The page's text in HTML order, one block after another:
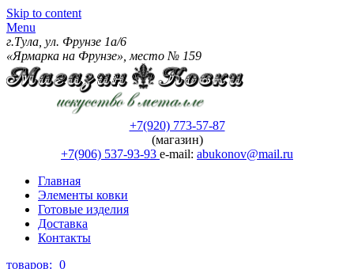
Skip to content
Menu
г.Тула, ул. Фрунзе 1а/6
«Ярмарка на Фрунзе», место № 159
+7(920) 773-57-87
(магазин)
+7(906) 537-93-93 e-mail: abukonov@mail.ru
Главная
Элементы ковки
Готовые изделия
Доставка
Контакты
товаров: 0